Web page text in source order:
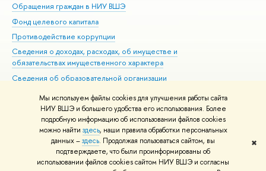
Мы используем файлы cookies для улучшения работы сайта
НИУ ВШЭ и большего удобства его использования. Более
подробную информацию об использовании файлов cookies
можно найти здесь, наши правила обработки персональных
данных –здесь. Продолжая пользоваться сайтом, вы
подтверждаете, что были проинформированы об
использовании файлов cookies сайтом НИУ ВШЭ и согласны
✖
Обращения граждан в НИУ ВШЭ
Фонд целевого капитала
Противодействие коррупции
Сведения о доходах, расходах, об имуществе и
обязательствах имущественного характера
Сведения об образовательной организации
Людям с ограниченными возможностями здоровья
Единая платежная страница
Работа в Вышке
© НИУ ВШЭ 1993–2026 Адреса и контакты Условия использования